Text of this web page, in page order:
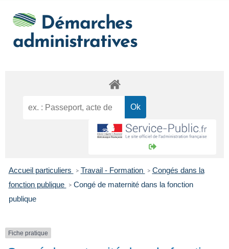
Démarches
administratives
Accueil particuliers > Travail - Formation > Congés dans la
fonction publique > Congé de maternité dans la fonction
publique
Fiche pratique